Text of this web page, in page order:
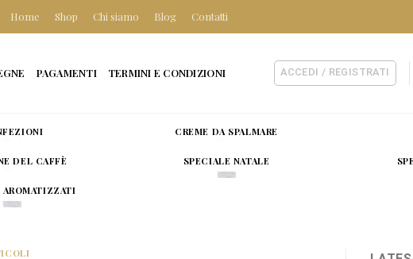
Home Shop Chi siamo Blog Contatti
PAGAMENTI TERMINI E CONDIZIONI ACCEDI / REGISTRATI
CREME DA SPALMARE
DEL CAFFÈ SPECIALE NATALE
AROMATIZZATI